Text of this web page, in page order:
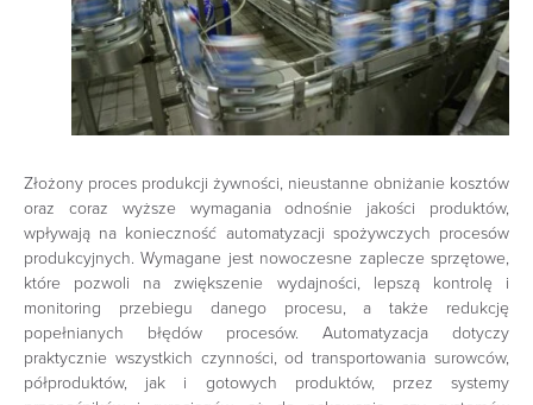
Złożony proces produkcji żywności, nieustanne obniżanie kosztów
oraz coraz wyższe wymagania odnośnie jakości produktów,
wpływają na konieczność automatyzacji spożywczych procesów
produkcyjnych. Wymagane jest nowoczesne zaplecze sprzętowe,
które pozwoli na zwiększenie wydajności, lepszą kontrolę i
monitoring przebiegu danego procesu, a także redukcję
popełnianych błędów procesów. Automatyzacja dotyczy
praktycznie wszystkich czynności, od transportowania surowców,
półproduktów, jak i gotowych produktów, przez systemy